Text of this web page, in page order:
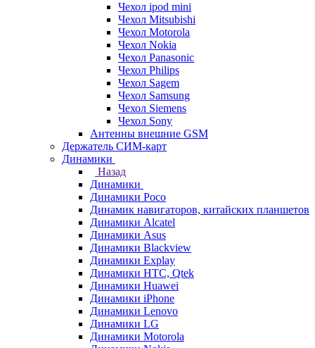
Чехол ipod mini
Чехол Mitsubishi
Чехол Motorola
Чехол Nokia
Чехол Panasonic
Чехол Philips
Чехол Sagem
Чехол Samsung
Чехол Siemens
Чехол Sony
Антенны внешние GSM
Держатель СИМ-карт
Динамики
Назад
Динамики
Динамики Poco
Динамик навигаторов, китайских планшетов
Динамики Alcatel
Динамики Asus
Динамики Blackview
Динамики Explay
Динамики HTC, Qtek
Динамики Huawei
Динамики iPhone
Динамики Lenovo
Динамики LG
Динамики Motorola